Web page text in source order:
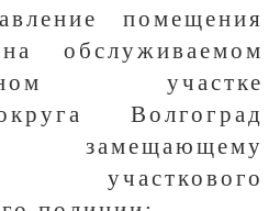
помещения
обслуживаемом
участке
Волгоград
замещающему
участкового